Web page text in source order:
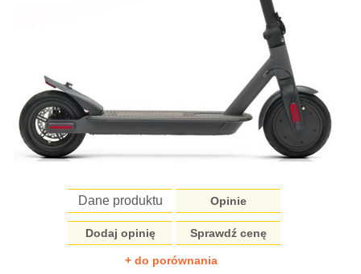
Dane produktu Opinie
Dodaj opinię Sprawdź cenę
+ do porównania